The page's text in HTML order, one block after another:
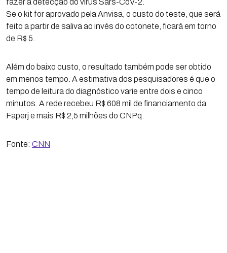
fazer a detecção do vírus Sars-CoV-2.
Se o kit for aprovado pela Anvisa, o custo do teste, que será
feito a partir de saliva ao invés do cotonete, ficará em torno
de R$ 5.
Além do baixo custo, o resultado também pode ser obtido
em menos tempo. A estimativa dos pesquisadores é que o
tempo de leitura do diagnóstico varie entre dois e cinco
minutos. A rede recebeu R$ 608 mil de financiamento da
Faperj e mais R$ 2,5 milhões do CNPq.
Fonte: CNN